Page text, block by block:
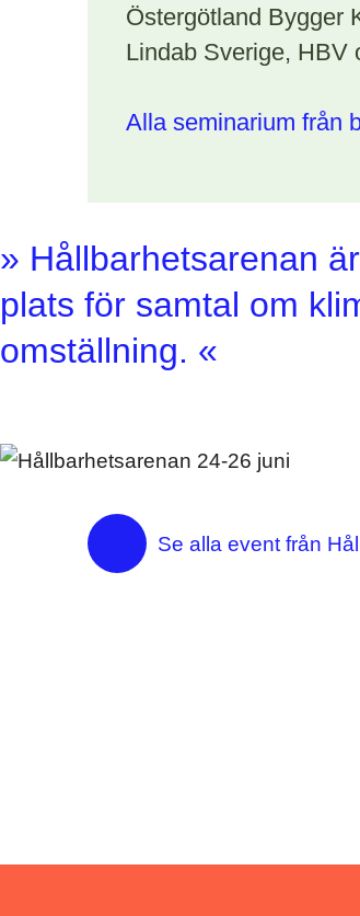
Östergötland Bygger
Lindab Sverige, HBV
Alla seminarium från
» Hållbarhetsarenan
plats för samtal om
omställning. «
Se alla event från